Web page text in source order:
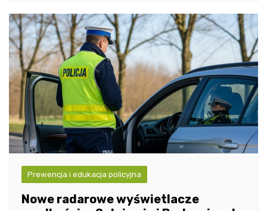
Prewencja i edukacja policyjna
Nowe radarowe wyświetlacze